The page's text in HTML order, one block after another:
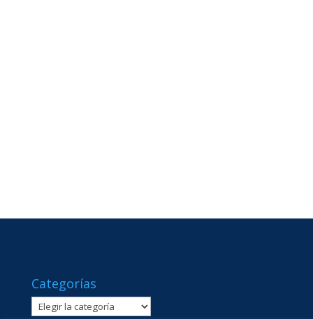
Categorías
Categorías